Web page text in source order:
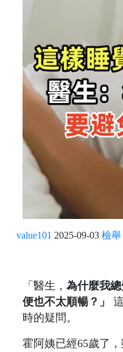
value101 2025-09-03 檢舉
「醫生， 為什麼我
便也不太順暢？」
時的疑問。
霍阿姨已經65歲了